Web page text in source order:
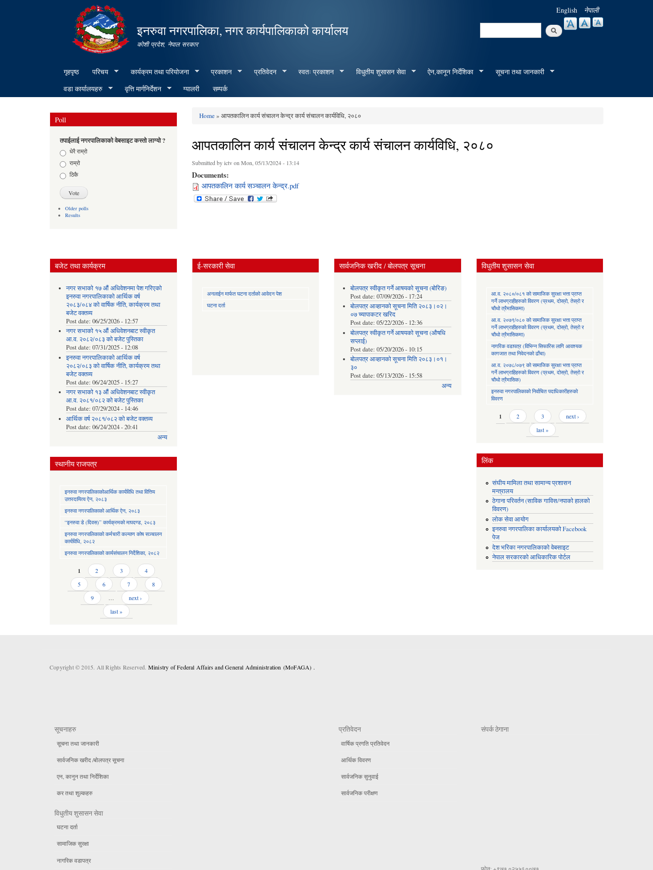
content
इनरुवा नगरपालिका, नगर कार्यपालिकाको कार्यालय
कोशी प्रदेश, नेपाल सरकार
English नेपाली
Search
गृहपृष्ठ परिचय कार्यक्रम तथा परियोजना प्रकाशन प्रतिवेदन स्वतः प्रकाशन विधुतीय शुसासन सेवा ऐन,कानून निर्देशिका
सूचना तथा जानकारी
वडा कार्यालयहरु
वृत्ति मार्गनिर्देशन ग्यालरी सम्पर्क
Poll
तपाईलाई नगरपालिकाको वेबसाइट कस्तो लाग्यो ?
Choicesधेरै राम्रो
राम्रो
ठिकै
Older polls
Results
Home» आपतकालिन कार्य संचालन केन्द्र कार्य संचालन कार्यविधि, २०८०
आपतकालिन कार्य संचालन केन्द्र कार्य संचालन कार्यविधि, २०८०
Submitted byictvon Mon, 05/13/2024 - 13:14
Documents:
आपतकालिन कार्य सञ्चालन केन्द्र.pdf
बजेट तथा कार्यक्रम
नगर सभाको १७ औं अधिवेशनमा पेश गरिएको
इनरुवा नगरपालिकाको आर्थिक वर्ष
२०८३/०८४ को वार्षिक नीति, कार्यक्रम तथा
बजेट वक्तव्य
Post date: 06/25/2026 - 12:57
नगर सभाको १५ औं अधिवेशनबाट स्वीकृत
आ.व. २०८२/०८३ को बजेट पुस्तिका
Post date: 07/31/2025 - 12:08
इनरुवा नगरपालिकाको आर्थिक वर्ष
२०८२/०८३ को वार्षिक नीति, कार्यक्रम तथा
बजेट वक्तव्य
Post date: 06/24/2025 - 15:27
नगर सभाको १३ औं अधिवेशनबाट स्वीकृत
आ.व. २०८१/०८२ को बजेट पुस्तिका
Post date: 07/29/2024 - 14:46
आर्थिक वर्ष २०८१/०८२ को बजेट वक्तव्य
Post date: 06/24/2024 - 20:41
अन्य
स्थानीय राजपत्र
इनरुवा नगरपालिकाकोआर्थिक कार्यविधि तथा वित्तिय
उत्तरदायित्व ऐन, २०८३
इनरुवा नगरपालिकाको आर्थिक ऐन, २०८३
“इनरुवा डे (दिवस)” कार्यक्रमको मापदण्ड, २०८३
इनरुवा नगरपालिकाको कर्मचारी कल्याण कोष सञ्चालन
कार्यविधि, २०८२
इनरुवा नगरपालिकाको कार्यसंचालन निर्देशिका, २०८२
Pages1 2 3
4
5
6 7
8
9
…
next ›
last »
ई-सरकारी सेवा
अनलाईन मार्फत घटना दर्ताको आवेदन पेश
घटना दर्ता
सार्वजनिक खरीद / बोलपत्र सूचना
बोलपत्र स्वीकृत गर्ने आषयको सूचना (बोरिङ)
Post date: 07/09/2026 - 17:24
बोलपत्र आव्हानको सूचना मिति २०८३।०२।
०७ च्यापाकटर खरिद
Post date: 05/22/2026 - 12:36
बोलपत्र स्वीकृत गर्ने आषयको सूचना (औषधि
सप्लाई)
Post date: 05/20/2026 - 10:15
बोलपत्र आव्हानको सूचना मिति २०८३।०१।
३०
Post date: 05/13/2026 - 15:58
अन्य
विधुतीय शुसासन सेवा
आ.व. २०८०/०८१ को सामाजिक सुरक्षा भत्ता प्राप्त
गर्ने लाभग्राहीहरुको विवरण (प्रथम, दोस्रो, तेस्रो र
चौथो त्रैमासिकमा)
आ.व. २०७९/०८० को सामाजिक सुरक्षा भत्ता प्राप्त
गर्ने लाभग्राहीहरुको विवरण (प्रथम, दोस्रो, तेस्रो र
चौथो त्रैमासिकमा)
नागरिक वडापत्र (विभिन्न सिफारिस लागि आवश्यक
कागजात तथा निवेदनको ढाँचा)
आ.व. २०७८/०७९ को सामाजिक सुरक्षा भत्ता प्राप्त
गर्ने लाभग्राहिहरुको विवरण (प्रथम, दोस्रो, तेस्रो र
चौथो त्रैमासिक)
इनरुवा नगरपालिकाको निर्वाचित पदाधिकारीहरुको
विवरण
Pages
1 2 3
next ›
last »
लिंक
संघीय मामिला तथा सामान्य प्रशासन
मन्त्रालय
ठेगाना परिवर्तन (साविक गाविस/नपाको हालको
विवरण)
लोक सेवा आयोग
इनरुवा नगरपालिका कार्यालयको Facebook
पेज
देश भरिका नगरपालिकाको वेबसाइट
नेपाल सरकारको आधिकारिक पोर्टल
Copyright © 2015. All Rights Reserved. Ministry of Federal Affairs and General Administration (MoFAGA) .
सूचनाहरु
सूचना तथा जानकारी
सार्वजनिक खरीद /बोलपत्र सूचना
एन, कानुन तथा निर्देशिका
कर तथा शुल्कहरु
विधुतीय शुसासन सेवा
घटना दर्ता
सामाजिक सुरक्षा
नागरिक वडापत्र
प्रतिवेदन
वार्षिक प्रगति प्रतिवेदन
आर्थिक विवरण
सार्वजनिक सुनुवाई
सार्वजनिक परीक्षण
संपर्क ठेगाना